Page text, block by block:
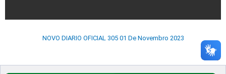
NOVO DIARIO OFICIAL 305 01 De Novembro 2023